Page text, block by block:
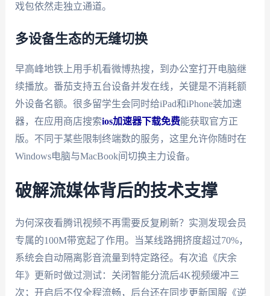
戏包依然走独立通道。
多设备生态的无缝切换
早高峰地铁上用手机看微博热搜，到办公室打开电脑继
续播放。番茄支持五台设备并发在线，关键是不消耗额
外设备名额。很多留学生会同时给iPad和iPhone装加速
器，在应用商店搜索ios加速器下载免费能获取官方正
版。不同于某些限制终端数的服务，这里允许你随时在
Windows电脑与MacBook间切换主力设备。
破解流媒体背后的技术支撑
为何深夜看腾讯视频不再需要反复刷新？实测发现会员
专属的100M带宽起了作用。当某线路拥挤度超过70%，
系统会自动隔离影音流量到特定路径。有次追《庆余
年》更新时做过测试：关闭智能分流后4K视频缓冲三
次；开启后不仅全程流畅，后台还在同步更新国服《逆